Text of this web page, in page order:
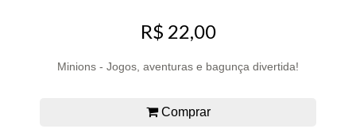
R$ 22,00
Minions - Jogos, aventuras e bagunça divertida!
Comprar